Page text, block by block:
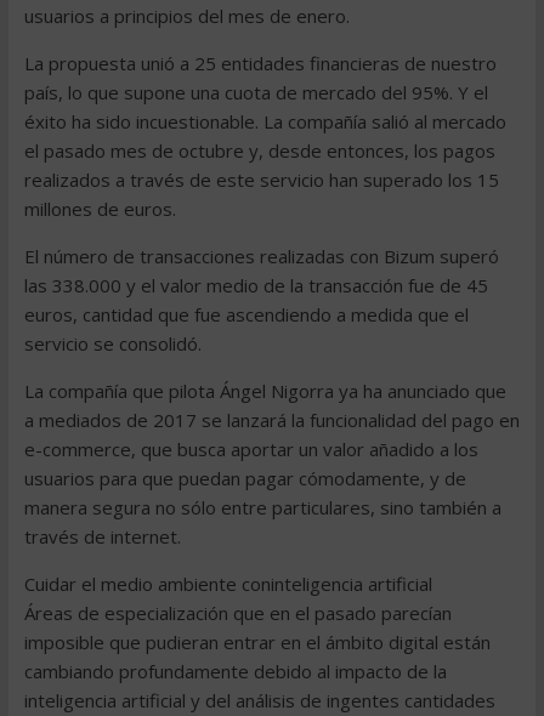
usuarios a principios del mes de enero.
La propuesta unió a 25 entidades financieras de nuestro
país, lo que supone una cuota de mercado del 95%. Y el
éxito ha sido incuestionable. La compañía salió al mercado
el pasado mes de octubre y, desde entonces, los pagos
realizados a través de este servicio han superado los 15
millones de euros.
El número de transacciones realizadas con Bizum superó
las 338.000 y el valor medio de la transacción fue de 45
euros, cantidad que fue ascendiendo a medida que el
servicio se consolidó.
La compañía que pilota Ángel Nigorra ya ha anunciado que
a mediados de 2017 se lanzará la funcionalidad del pago en
e-commerce, que busca aportar un valor añadido a los
usuarios para que puedan pagar cómodamente, y de
manera segura no sólo entre particulares, sino también a
través de internet.
Cuidar el medio ambiente coninteligencia artificial
Áreas de especialización que en el pasado parecían
imposible que pudieran entrar en el ámbito digital están
cambiando profundamente debido al impacto de la
inteligencia artificial y del análisis de ingentes cantidades